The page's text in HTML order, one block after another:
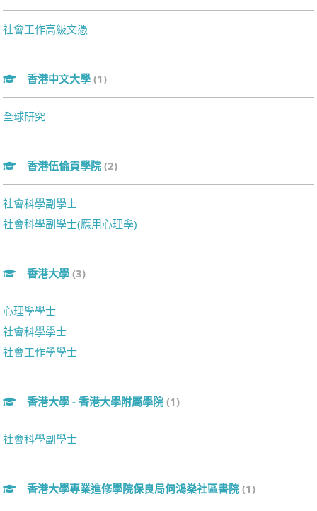
社會工作高級文憑
香港中文大學 (1)
全球研究
香港伍倫貢學院 (2)
社會科學副學士
社會科學副學士(應用心理學)
香港大學 (3)
心理學學士
社會科學學士
社會工作學學士
香港大學 - 香港大學附屬學院 (1)
社會科學副學士
香港大學專業進修學院保良局何鴻燊社區書院 (1)